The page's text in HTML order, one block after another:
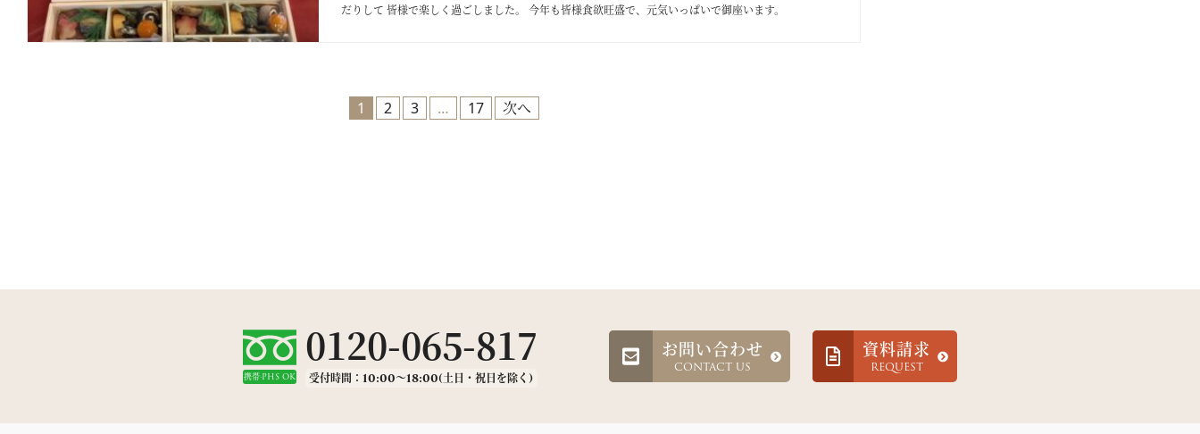
だりして 皆様で楽しく過ごしました。 今年も皆様食欲旺盛で、元気いっぱいで御座います。
1 2 3 … 17 次へ
携帯·PHS OK
0120-065-817
受付時間：10:00～18:00(土日・祝日を除く)
お問い合わせ
CONTACT US
資料請求
REQUEST